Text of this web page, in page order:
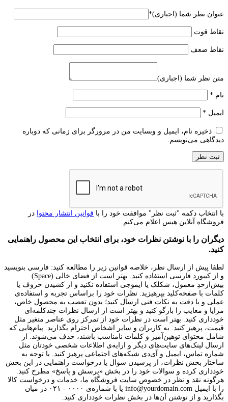
عنوان نظر شما (اجباری)*
نقاط قوت
نقاط ضعف
متن نظر شما (اجباری)
نام *
ایمیل *
ذخیره نام، ایمیل و وبسایت من در مرورگر برای زمانی که دوباره
دیدگاهی می‌نویسم.
با انتخاب دکمه "ثبت نظر" موافقت خود را با قوانین انتشار محتوا در
فروشگاه آنلاین هیس اعلام می‌کنم.
دیگران را با نوشتن نظرات خود، برای انتخاب این محصول راهنمایی
کنید.
لطفا پیش از ارسال نظر، خلاصه قوانین زیر را مطالعه کنید: فارسی بنویسید
و از کیبورد فارسی استفاده کنید. بهتر است از فضای خالی (Space)
بیش‌از‌حدِ معمول، شکلک یا ایموجی استفاده نکنید و از کشیدن حروف یا
کلمات با صفحه‌کلید بپرهیزید. نظرات خود را براساس تجربه و استفاده‌ی
عملی و با دقت به نکات فنی ارسال کنید؛ بدون تعصب به محصول خاص،
مزایا و معایب را بازگو کنید و بهتر است از ارسال نظرات چندکلمه‌‌ای
خودداری کنید. بهتر است در نظرات خود از تمرکز روی عناصر متغیر مثل
قیمت، پرهیز کنید. به کاربران و سایر اشخاص احترام بگذارید. پیام‌هایی که
شامل محتوای توهین‌آمیز و کلمات نامناسب باشند، حذف می‌شوند. از
ارسال لینک‌های سایت‌های دیگر و ارایه‌ی اطلاعات شخصی خودتان مثل
شماره تماس، ایمیل و آی‌دی شبکه‌های اجتماعی پرهیز کنید. با توجه به
ساختار بخش نظرات، از پرسیدن سوال یا درخواست راهنمایی در این بخش
خودداری کرده و سوالات خود را در بخش «پرسش و پاسخ» مطرح کنید.
هرگونه نقد و نظر در خصوص سایت فروشگاه ما، خدمات و درخواست کالا
را با ایمیل info@yourdomain.com یا با شماره‌ی ۰۰۰۰ - ۰۲۱ در میان
بگذارید و از نوشتن آن‌ها در بخش نظرات خودداری کنید.